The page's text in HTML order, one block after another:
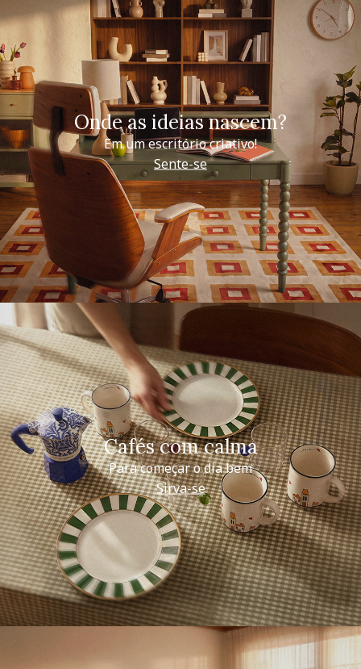
Onde as ideias nascem?
Em um escritório criativo!
Sente-se
Cafés com calma
Para começar o dia bem
Sirva-se